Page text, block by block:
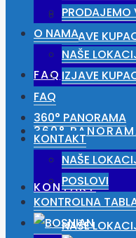
NAŠE
IZJAVE
FAQ
360°
KONTAKT
NAŠE
PRODAJEMO
O NAMA
NAŠE
IZJAVE
FAQ
360° PANORAMA
KONTAKT
NAŠE
POSLOVI
KONTROLNA